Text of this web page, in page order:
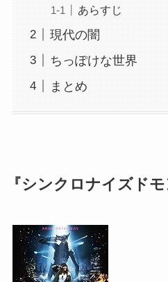
あらすじ
現代の闇
ちっぽけな世界
まとめ
『シンクロナイズド